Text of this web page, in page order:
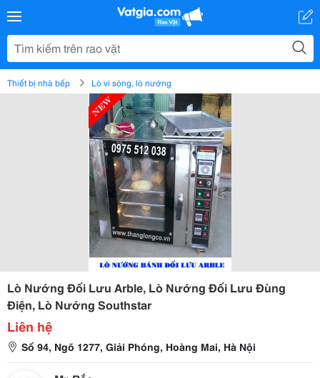
Thiết bị nhà bếp Lò vi sóng, lò nướng
Lò Nướng Đối Lưu Arble, Lò Nướng Đối Lưu Đùng
Điện, Lò Nướng Southstar
Liên hệ
Số 94, Ngõ 1277, Giải Phóng, Hoàng Mai, Hà Nội